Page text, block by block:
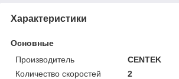
Характеристики
Основные
Производитель
CENTEK
Количество скоростей
2